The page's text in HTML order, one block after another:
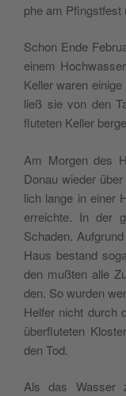
phe am Pfin­gst­fest
Schon Ende
einem
Keller waren
ließ sie von den
fluteten Keller
Am Mor­gen des
Donau wieder
lich lange in ein­er
erre­ichte. In der
Schaden.
Haus bestand
den mußten alle
den. So wur­den
Helfer nicht durch
über­fluteten
den Tod.
Als das Wass­er